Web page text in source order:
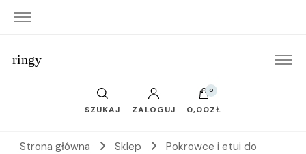
ringy
SZUKAJ ZALOGUJ
0
0,00ZŁ
Strona główna Sklep
Pokrowce i etui do